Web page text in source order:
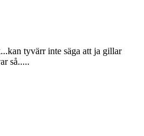
tyvärr inte säga att ja gillar
så.....